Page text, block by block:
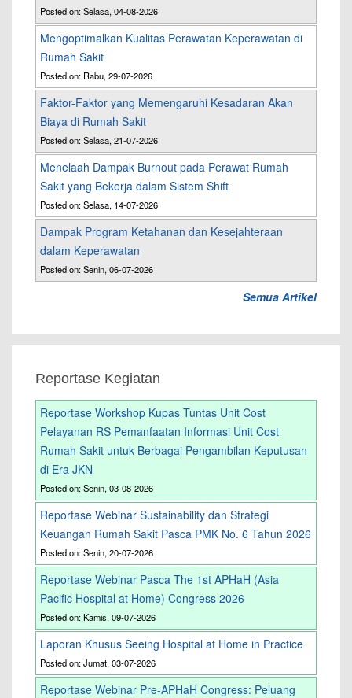
Posted on: Selasa, 04-08-2026
Mengoptimalkan Kualitas Perawatan Keperawatan di
Rumah Sakit
Posted on: Rabu, 29-07-2026
Faktor-Faktor yang Memengaruhi Kesadaran Akan
Biaya di Rumah Sakit
Posted on: Selasa, 21-07-2026
Menelaah Dampak Burnout pada Perawat Rumah
Sakit yang Bekerja dalam Sistem Shift
Posted on: Selasa, 14-07-2026
Dampak Program Ketahanan dan Kesejahteraan
dalam Keperawatan
Posted on: Senin, 06-07-2026
Semua Artikel
Reportase Kegiatan
Reportase Workshop Kupas Tuntas Unit Cost
Pelayanan RS Pemanfaatan Informasi Unit Cost
Rumah Sakit untuk Berbagai Pengambilan Keputusan
di Era JKN
Posted on: Senin, 03-08-2026
Reportase Webinar Sustainability dan Strategi
Keuangan Rumah Sakit Pasca PMK No. 6 Tahun 2026
Posted on: Senin, 20-07-2026
Reportase Webinar Pasca The 1st APHaH (Asia
Pacific Hospital at Home) Congress 2026
Posted on: Kamis, 09-07-2026
Laporan Khusus Seeing Hospital at Home in Practice
Posted on: Jumat, 03-07-2026
Reportase Webinar Pre-APHaH Congress: Peluang